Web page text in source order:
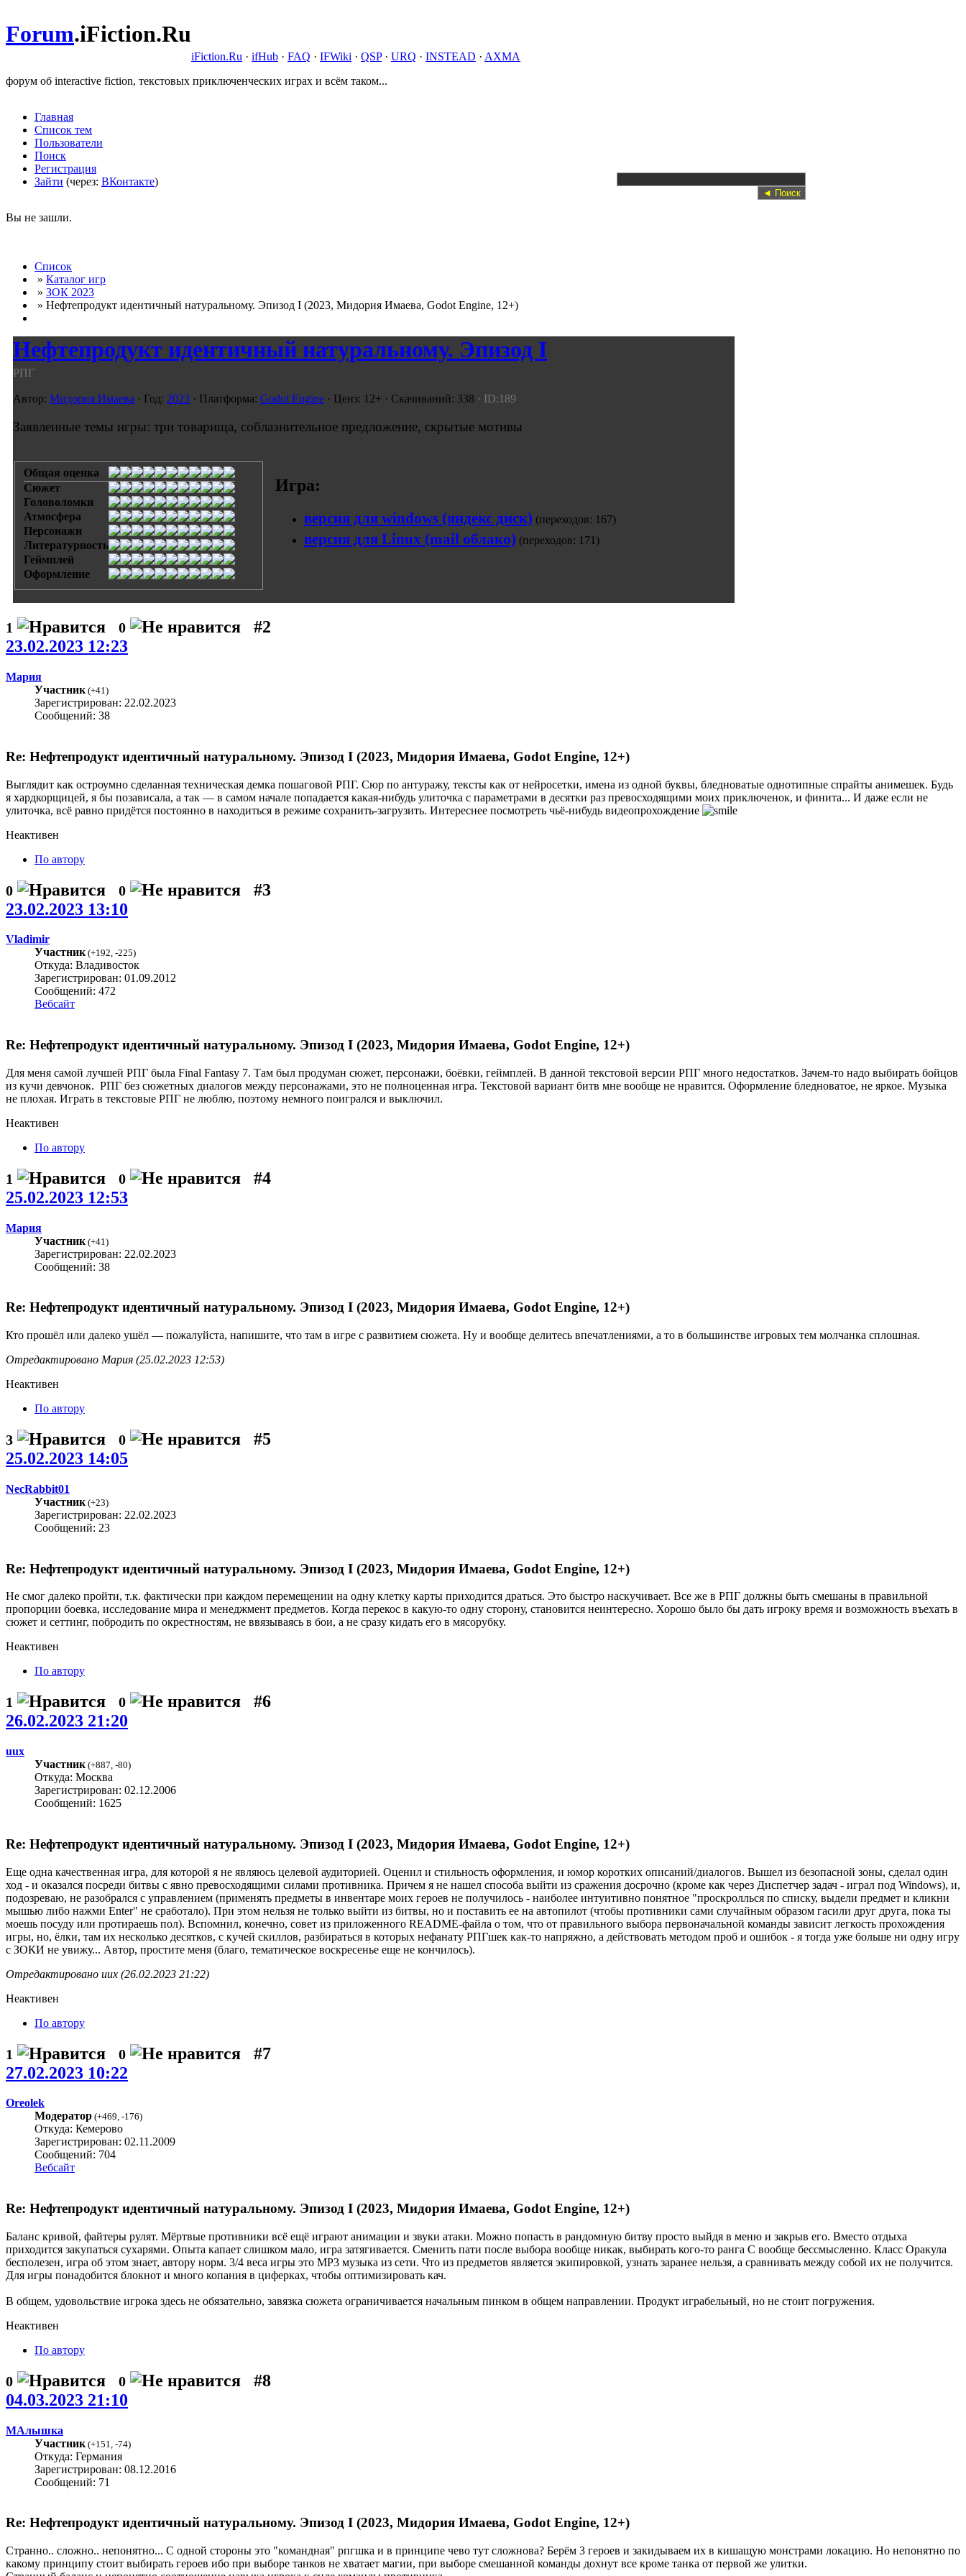
Forum.iFiction.Ru
iFiction.Ru · ifHub · FAQ · IFWiki · QSP· URQ · INSTEAD · AXMA
форум об interactive fiction, текстовых приключенческих играх и всём таком...
Главная
Список тем
Пользователи
Поиск
Регистрация
Зайти (через: ВКонтакте)
Вы не зашли.
Список
» Каталог игр
» ЗОК 2023
» Нефтепродукт идентичный натуральному. Эпизод I (2023, Мидория Имаева, Godot Engine, 12+)
Нефтепродукт идентичный натуральному. Эпизод I
РПГ
Автор: Мидория Имаева · Год: 2023 · Платформа: Godot Engine · Ценз: 12+ · Скачиваний: 338 · ID:189
Заявленные темы игры: три товарища, соблазнительное предложение, скрытые мотивы
Общая оценка
Сюжет
Головоломки
Атмосфера
Персонажи
Литературность
Геймплей
Оформление
Игра:
версия для windows (яндекс диск) (переходов: 167)
версия для Linux (mail облако) (переходов: 171)
1 0
#2
23.02.2023 12:23
Мария
Участник(+41)
Зарегистрирован: 22.02.2023
Сообщений: 38
Re: Нефтепродукт идентичный натуральному. Эпизод I (2023, Мидория Имаева, Godot Engine, 12+)
Выглядит как остроумно сделанная техническая демка пошаговой РПГ. Сюр по антуражу, тексты как от нейросетки, имена из одной буквы, бледноватые однотипные спрайты анимешек. Будь
я хардкорщицей, я бы позависала, а так — в самом начале попадается какая-нибудь улиточка с параметрами в десятки раз превосходящими моих приключенок, и финита... И даже если не
улиточка, всё равно придётся постоянно в находиться в режиме сохранить-загрузить. Интереснее посмотреть чьё-нибудь видеопрохождение
Неактивен
По автору
0 0
#3
23.02.2023 13:10
Vladimir
Участник(+192, -225)
Откуда: Владивосток
Зарегистрирован: 01.09.2012
Сообщений: 472
Вебсайт
Re: Нефтепродукт идентичный натуральному. Эпизод I (2023, Мидория Имаева, Godot Engine, 12+)
Для меня самой лучшей РПГ была Final Fantasy 7. Там был продуман сюжет, персонажи, боёвки, геймплей. В данной текстовой версии РПГ много недостатков. Зачем-то надо выбирать бойцов
из кучи девчонок. РПГ без сюжетных диалогов между персонажами, это не полноценная игра. Текстовой вариант битв мне вообще не нравится. Оформление бледноватое, не яркое. Музыка
не плохая. Играть в текстовые РПГ не люблю, поэтому немного поигрался и выключил.
Неактивен
По автору
1 0
#4
25.02.2023 12:53
Мария
Участник (+41 )
Зарегистрирован: 22.02.2023
Сообщений: 38
Re: Нефтепродукт идентичный натуральному. Эпизод I (2023, Мидория Имаева, Godot Engine, 12+)
Кто прошёл или далеко ушёл — пожалуйста, напишите, что там в игре с развитием сюжета. Ну и вообще делитесь впечатлениями, а то в большинстве игровых тем молчанка сплошная.
Отредактировано Мария (25.02.2023 12:53)
Неактивен
По автору
3 0
#5
25.02.2023 14:05
NecRabbit01
Участник (+23)
Зарегистрирован: 22.02.2023
Сообщений: 23
Re: Нефтепродукт идентичный натуральному. Эпизод I (2023, Мидория Имаева, Godot Engine, 12+)
Не смог далеко пройти, т.к. фактически при каждом перемещении на одну клетку карты приходится драться. Это быстро наскучивает. Все же в РПГ должны быть смешаны в правильной
пропорции боевка, исследование мира и менеджмент предметов. Когда перекос в какую-то одну сторону, становится неинтересно. Хорошо было бы дать игроку время и возможность въехать в
сюжет и сеттинг, побродить по окрестностям, не ввязываясь в бои, а не сразу кидать его в мясорубку.
Неактивен
По автору
1 0
#6
26.02.2023 21:20
uux
Участник(+887, -80)
Откуда: Москва
Зарегистрирован: 02.12.2006
Сообщений: 1625
Re: Нефтепродукт идентичный натуральному. Эпизод I (2023, Мидория Имаева, Godot Engine, 12+)
Еще одна качественная игра, для которой я не являюсь целевой аудиторией. Оценил и стильность оформления, и юмор коротких описаний/диалогов. Вышел из безопасной зоны, сделал один
ход - и оказался посреди битвы с явно превосходящими силами противника. Причем я не нашел способа выйти из сражения досрочно (кроме как через Диспетчер задач - играл под Windows), и,
подозреваю, не разобрался с управлением (применять предметы в инвентаре моих героев не получилось - наиболее интуитивно понятное "проскроллься по списку, выдели предмет и кликни
мышью либо нажми Enter" не сработало). При этом нельзя не только выйти из битвы, но и поставить ее на автопилот (чтобы противники сами случайным образом гасили друг друга, пока ты
моешь посуду или протираешь пол). Вспомнил, конечно, совет из приложенного README-файла о том, что от правильного выбора первоначальной команды зависит легкость прохождения
игры, но, ёлки, там их несколько десятков, с кучей скиллов, разбираться в которых нефанату РПГшек как-то напряжно, а действовать методом проб и ошибок - я тогда уже больше ни одну игру
с ЗОКИ не увижу... Автор, простите меня (благо, тематическое воскресенье еще не кончилось).
Отредактировано uux (26.02.2023 21:22)
Неактивен
По автору
1 0
#7
27.02.2023 10:22
Oreolek
Модератор (+469, -176)
Откуда: Кемерово
Зарегистрирован: 02.11.2009
Сообщений: 704
Вебсайт
Re: Нефтепродукт идентичный натуральному. Эпизод I (2023, Мидория Имаева, Godot Engine, 12+)
Баланс кривой, файтеры рулят. Мёртвые противники всё ещё играют анимации и звуки атаки. Можно попасть в рандомную битву просто выйдя в меню и закрыв его. Вместо отдыха
приходится закупаться сухарями. Опыта капает слишком мало, игра затягивается. Сменить пати после выбора вообще никак, выбирать кого-то ранга C вообще бессмысленно. Класс Оракула
бесполезен, игра об этом знает, автору норм. 3/4 веса игры это MP3 музыка из сети. Что из предметов является экипировкой, узнать заранее нельзя, а сравнивать между собой их не получится.
Для игры понадобится блокнот и много копания в циферках, чтобы оптимизировать кач.
В общем, удовольствие игрока здесь не обязательно, завязка сюжета ограничивается начальным пинком в общем направлении. Продукт играбельный, но не стоит погружения.
Неактивен
По автору
0 0
#8
04.03.2023 21:10
МАлышка
Участник (+151 -74)
Откуда: Германия
Зарегистрирован: 08.12.2016
Сообщений: 71
Re: Нефтепродукт идентичный натуральному. Эпизод I (2023, Мидория Имаева, Godot Engine, 12+)
Странно.. сложно.. непонятно... С одной стороны это "командная" рпгшка и в принципе чево тут сложнова? Берём 3 героев и закидываем их в кишащую монстрами локацию. Но непонятно по
какому принципу стоит выбирать героев ибо при выборе танков не хватает магии, при выборе смешанной команды дохнут все кроме танка от первой же улитки.